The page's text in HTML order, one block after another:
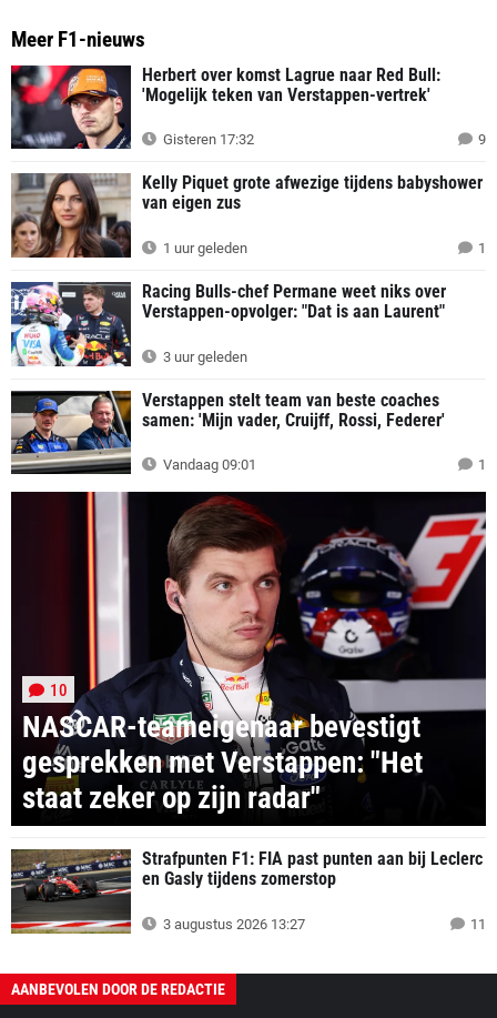
Meer F1-nieuws
Herbert over komst Lagrue naar Red Bull:
'Mogelijk teken van Verstappen-vertrek'
Gisteren 17:32 9
Kelly Piquet grote afwezige tijdens babyshower
van eigen zus
1 uur geleden 1
Racing Bulls-chef Permane weet niks over
Verstappen-opvolger: "Dat is aan Laurent"
3 uur geleden
Verstappen stelt team van beste coaches
samen: 'Mijn vader, Cruijff, Rossi, Federer'
Vandaag 09:01 1
NASCAR-teameigenaar bevestigt
gesprekken met Verstappen: "Het
staat zeker op zijn radar"
10
Strafpunten F1: FIA past punten aan bij Leclerc
en Gasly tijdens zomerstop
3 augustus 2026 13:27 11
AANBEVOLEN DOOR DE REDACTIE